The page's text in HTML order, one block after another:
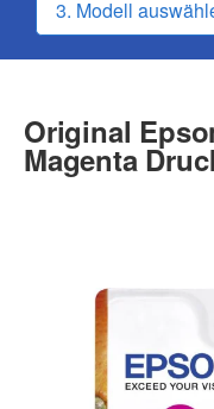
Original
Magenta